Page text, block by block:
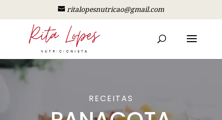
ritalopesnutricao@gmail.com
RECEITAS